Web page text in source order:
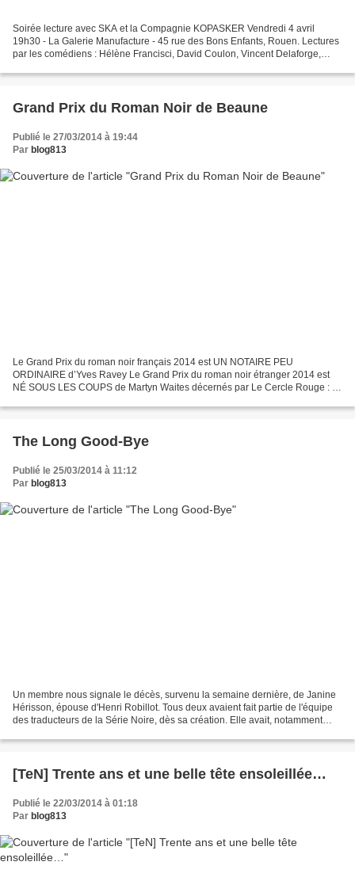
Soirée lecture avec SKA et la Compagnie KOPASKER Vendredi 4 avril
19h30 - La Galerie Manufacture - 45 rue des Bons Enfants, Rouen. Lectures
par les comédiens : Hélène Francisci, David Coulon, Vincent Delaforge,
Grand Prix du Roman Noir de Beaune
Publié le 27/03/2014 à 19:44
Par blog813
Le Grand Prix du roman noir français 2014 est UN NOTAIRE PEU
ORDINAIRE d’Yves Ravey Le Grand Prix du roman noir étranger 2014 est
NÉ SOUS LES COUPS de Martyn Waites décernés par Le Cercle Rouge : *
The Long Good-Bye
Publié le 25/03/2014 à 11:12
Par blog813
Un membre nous signale le décès, survenu la semaine dernière, de Janine
Hérisson, épouse d'Henri Robillot. Tous deux avaient fait partie de l'équipe
des traducteurs de la Série Noire, dès sa création. Elle avait, notamment
[TeN] Trente ans et une belle tête ensoleillée…
Publié le 22/03/2014 à 01:18
Par blog813